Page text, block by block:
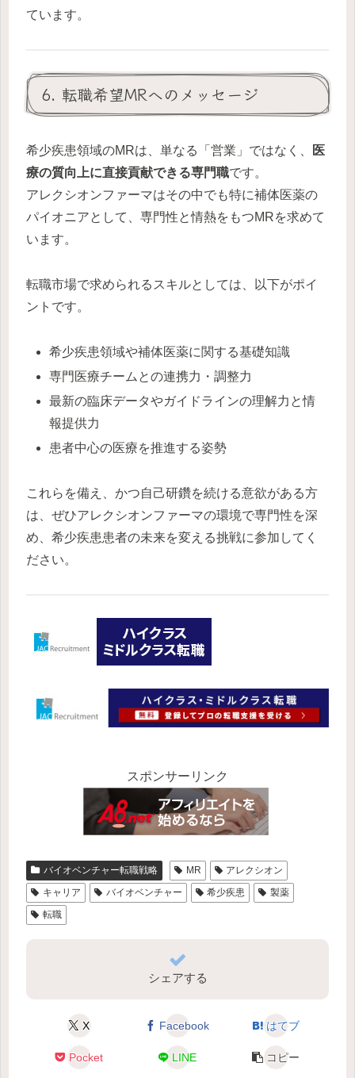
ています。
6. 転職希望MRへのメッセージ
希少疾患領域のMRは、単なる「営業」ではなく、
医
療の質向上に直接貢献できる専門職です。
アレクシオンファーマはその中でも特に補体医薬の
パイオニアとして、専門性と情熱をもつMRを求めて
います。
転職市場で求められるスキルとしては、以下がポイ
ントです。
希少疾患領域や補体医薬に関する基礎知識
専門医療チームとの連携力・調整力
最新の臨床データやガイドラインの理解力と情
報提供力
患者中心の医療を推進する姿勢
これらを備え、かつ自己研鑽を続ける意欲がある方
は、ぜひアレクシオンファーマの環境で専門性を深
め、希少疾患患者の未来を変える挑戦に参加してく
ださい。
スポンサーリンク
バイオベンチャー転職戦略 MR
アレクシオン
キャリア
バイオベンチャー 希少疾患
製薬
転職
シェアする
X Facebook はてブ
Pocket LINE コピー